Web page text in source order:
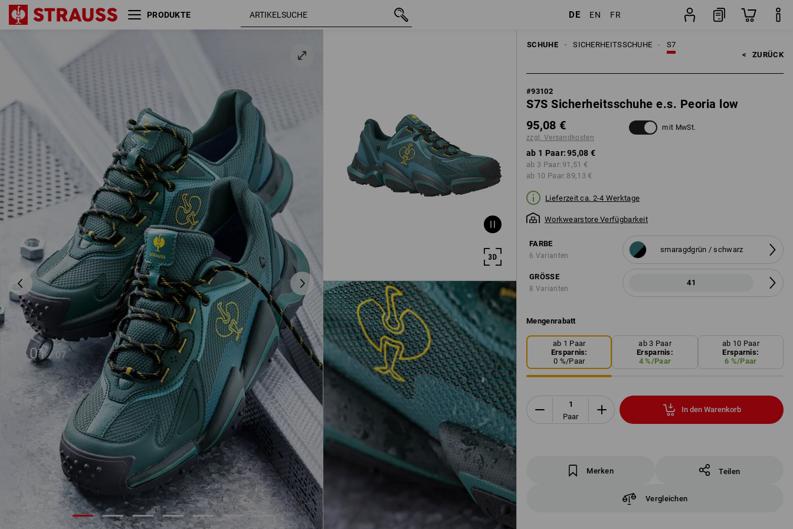
PRODUKTE DE EN FR
01 / 07
SCHUHE S7
SICHERHEITSSCHUHE
< ZURÜCK
#93102
S7S Sicherheitsschuhe e.s. Peoria low
95,08 €
zzgl. Versandkosten
mit MwSt.
ab 1 Paar:95,08 €
ab 3 Paar: 91,51 €
ab 10 Paar: 89,13 €
Lieferzeit ca. 2-4 Werktage
Workwearstore Verfügbarkeit
FARBE
6 Varianten
smaragdgrün / schwarz
GRÖSSE
8 Varianten
41
Mengenrabatt
ab 1 Paar
Ersparnis:
0 %/Paar
ab 3 Paar
Ersparnis:
4 %/Paar
ab 10 Paar
Ersparnis:
6 %/Paar
Paar
In den Warenkorb
Merken Teilen
Vergleichen
S7S Sicherheitsschuhe e.s.
41